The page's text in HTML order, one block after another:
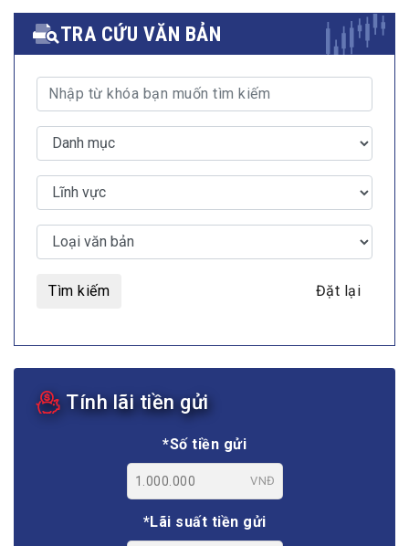
TRA CỨU VĂN BẢN
Tìm kiếm Đặt lại
Tính lãi tiền gửi
*Số tiền gửi
VNĐ
*Lãi suất tiền gửi